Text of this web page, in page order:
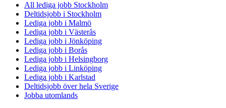
All lediga jobb Stockholm
Deltidsjobb i Stockholm
Lediga jobb i Malmö
Lediga jobb i Västerås
Lediga jobb i Jönköping
Lediga jobb i Borås
Lediga jobb i Helsingborg
Lediga jobb i Linköping
Lediga jobb i Karlstad
Deltidsjobb över hela Sverige
Jobba utomlands